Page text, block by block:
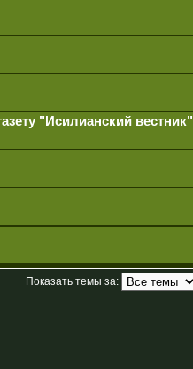
"Исилианский вестник"
Показать темы за: